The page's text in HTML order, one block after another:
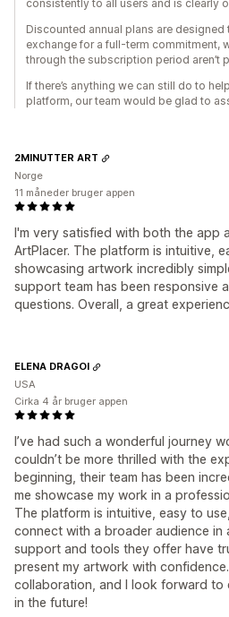
consistently to all users and is clearly
Discounted annual plans are designed
exchange for a full-term commitment,
through the subscription period aren’t
If there’s anything we can still do to
platform, our team would be glad to
I'm very satisfied with both the app
ArtPlacer. The platform is intuitive,
showcasing artwork incredibly
support team has been responsive
questions. Overall, a great
2MINUTTER ART
Norge
11 måneder bruger appen
I’ve had such a wonderful journey
couldn’t be more thrilled with the
beginning, their team has been
me showcase my work in a
The platform is intuitive, easy to
connect with a broader audience in
support and tools they offer have
present my artwork with
collaboration, and I look forward to
in the future!
ELENA DRAGOI
USA
Cirka 4 år bruger appen